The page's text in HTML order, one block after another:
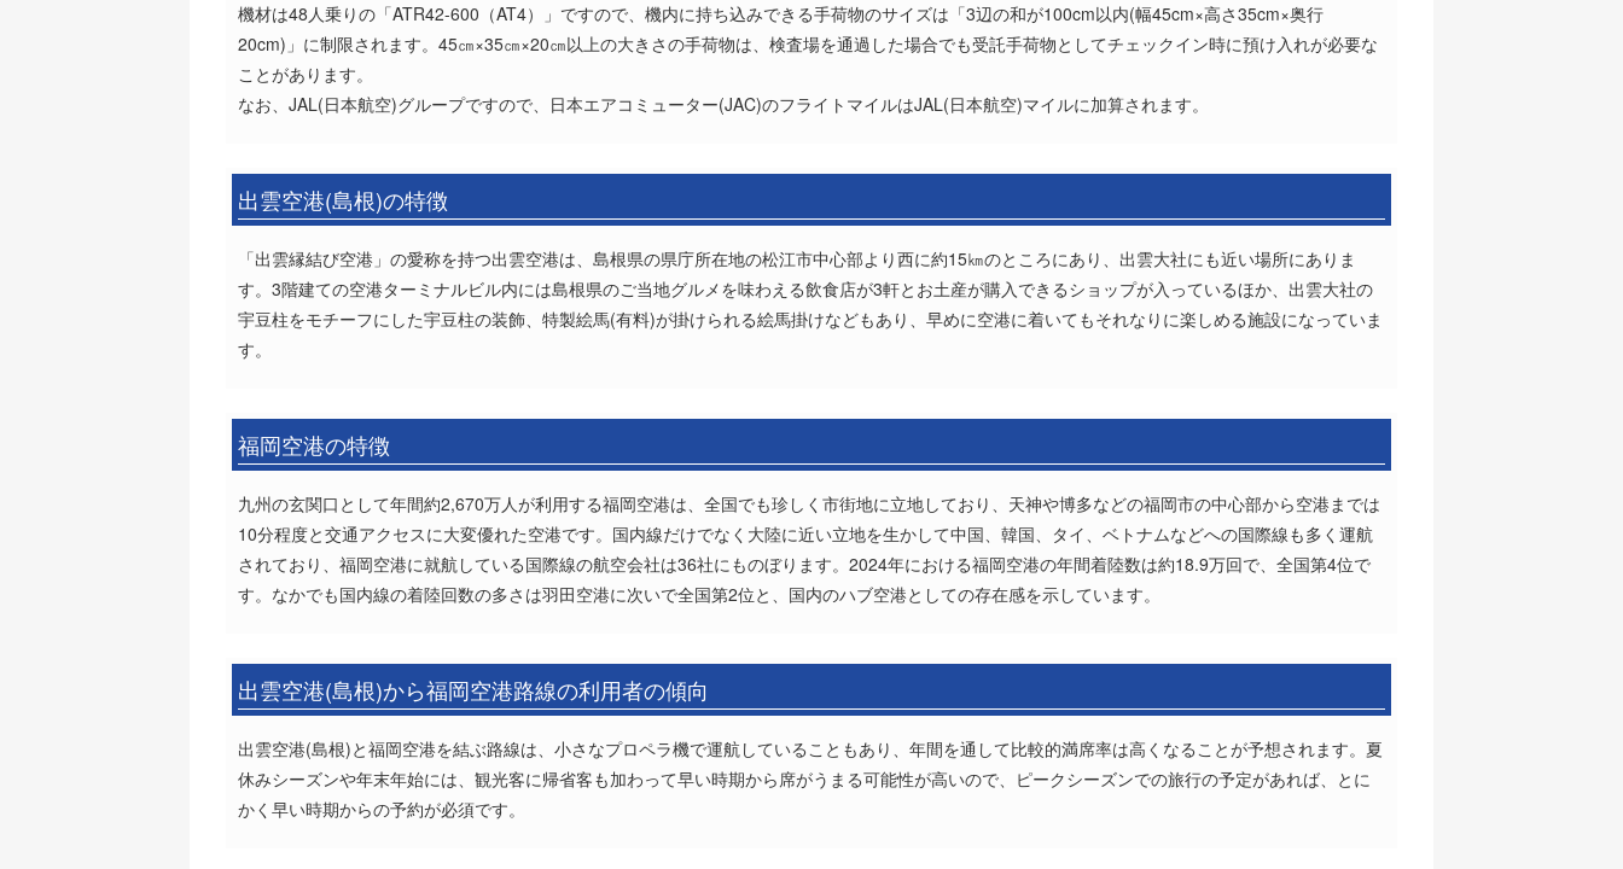
機材は48人乗りの「ATR42-600（AT4）」ですので、機内に持ち込みできる手荷物のサイズは「3辺の和が100cm以内(幅45cm×高さ35cm×奥行
20cm)」に制限されます。45㎝×35㎝×20㎝以上の大きさの手荷物は、検査場を通過した場合でも受託手荷物としてチェックイン時に預け入れが必要な
ことがあります。
なお、JAL(日本航空)グループですので、日本エアコミューター(JAC)のフライトマイルはJAL(日本航空)マイルに加算されます。
出雲空港(島根)の特徴
「出雲縁結び空港」の愛称を持つ出雲空港は、島根県の県庁所在地の松江市中心部より西に約15㎞のところにあり、出雲大社にも近い場所にありま
す。3階建ての空港ターミナルビル内には島根県のご当地グルメを味わえる飲食店が3軒とお土産が購入できるショップが入っているほか、出雲大社の
宇豆柱をモチーフにした宇豆柱の装飾、特製絵馬(有料)が掛けられる絵馬掛けなどもあり、早めに空港に着いてもそれなりに楽しめる施設になっていま
す。
福岡空港の特徴
九州の玄関口として年間約2,670万人が利用する福岡空港は、全国でも珍しく市街地に立地しており、天神や博多などの福岡市の中心部から空港までは
10分程度と交通アクセスに大変優れた空港です。国内線だけでなく大陸に近い立地を生かして中国、韓国、タイ、ベトナムなどへの国際線も多く運航
されており、福岡空港に就航している国際線の航空会社は36社にものぼります。2024年における福岡空港の年間着陸数は約18.9万回で、全国第4位で
す。なかでも国内線の着陸回数の多さは羽田空港に次いで全国第2位と、国内のハブ空港としての存在感を示しています。
出雲空港(島根)から福岡空港路線の利用者の傾向
出雲空港(島根)と福岡空港を結ぶ路線は、小さなプロペラ機で運航していることもあり、年間を通して比較的満席率は高くなることが予想されます。夏
休みシーズンや年末年始には、観光客に帰省客も加わって早い時期から席がうまる可能性が高いので、ピークシーズンでの旅行の予定があれば、とに
かく早い時期からの予約が必須です。